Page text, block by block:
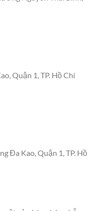
Quận 1, TP. Hồ Chí
Đa Kao, Quận 1, TP. Hồ